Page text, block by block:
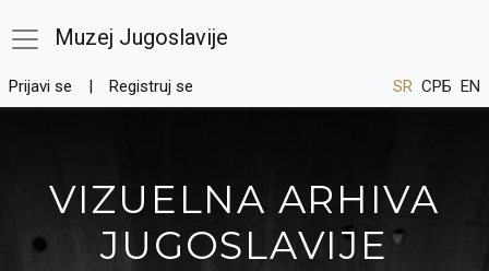
Muzej Jugoslavije
Prijavi se Registruj se SR СРБ EN
VIZUELNA ARHIVA
JUGOSLAVIJE